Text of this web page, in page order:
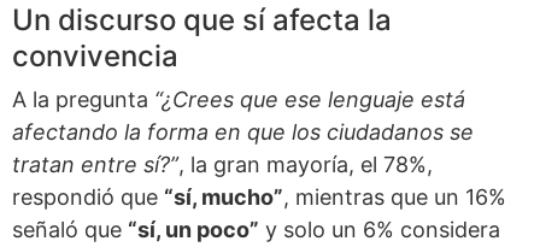
Un discurso que sí afecta la
convivencia
A la pregunta “¿Crees que ese lenguaje está
afectando la forma en que los ciudadanos se
tratan entre sí?”, la gran mayoría, el 78%,
respondió que “sí, mucho”, mientras que un 16%
señaló que “sí, un poco” y solo un 6% considera